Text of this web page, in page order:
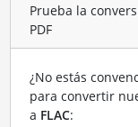
Prueba la
PDF
¿No estás
para convertir
a FLAC: